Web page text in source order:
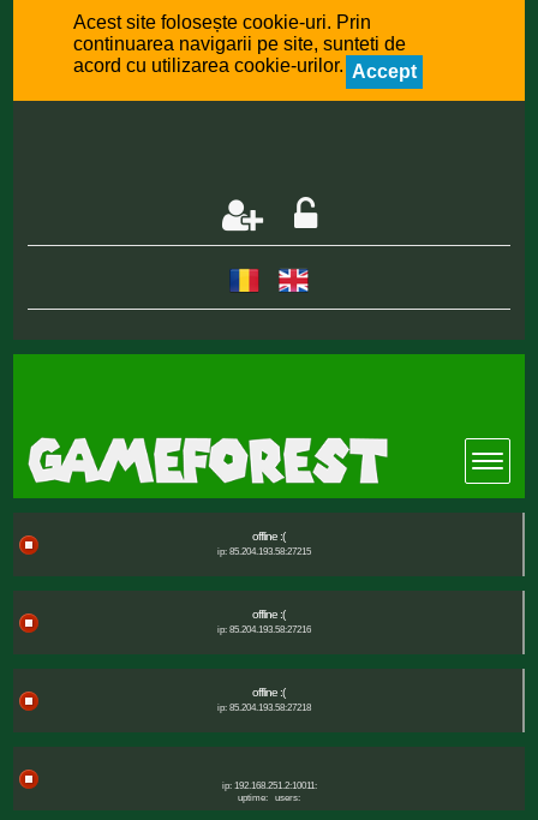
Acest site folosește cookie-uri. Prin
continuarea navigarii pe site, sunteti de
acord cu utilizarea cookie-urilor. Accept
offline :(
ip: 85.204.193.58:27215
offline :(
ip: 85.204.193.58:27216
offline :(
ip: 85.204.193.58:27218
ip: 192.168.251.2:10011:
uptime:
users: